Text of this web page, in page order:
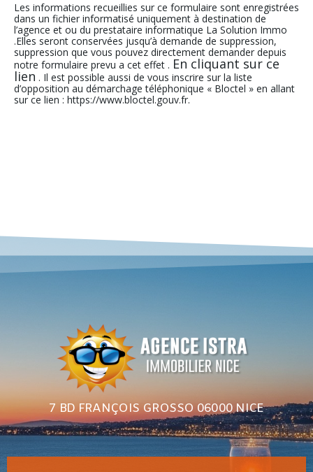
Les informations recueillies sur ce formulaire sont enregistrées
dans un fichier informatisé uniquement à destination de
l’agence et ou du prestataire informatique La Solution Immo
.Elles seront conservées jusqu’à demande de suppression,
suppression que vous pouvez directement demander depuis
notre formulaire prevu a cet effet . En cliquant sur ce
lien . Il est possible aussi de vous inscrire sur la liste
d’opposition au démarchage téléphonique « Bloctel » en allant
sur ce lien : https://www.bloctel.gouv.fr.
7 BD FRANÇOIS GROSSO 06000 NICE